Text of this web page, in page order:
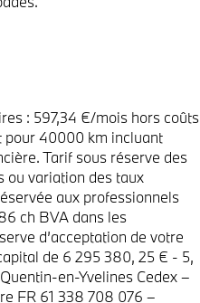
: 597,34 €/mois hors coûts
pour 40000 km incluant
Tarif sous réserve des
ou variation des taux
aux professionnels
ch BVA dans les
d’acceptation de votre
de 6 295 380, 25 € - 5,
en-Yvelines Cedex –
FR 61 338 708 076 –